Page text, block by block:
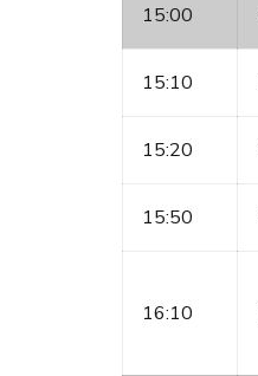
15:00
15:10
15:20
15:50
16:10